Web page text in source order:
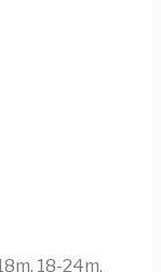
18-24m,